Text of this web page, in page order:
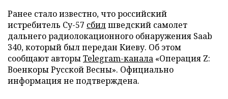
Ранее стало известно, что российский
истребитель Су-57 сбилшведский самолет
дальнего радиолокационного обнаружения Saab
340, который был передан Киеву. Об этом
сообщают авторыTelegram-канала «Операция Z:
Военкоры Русской Весны». Официально
информация не подтверждена.